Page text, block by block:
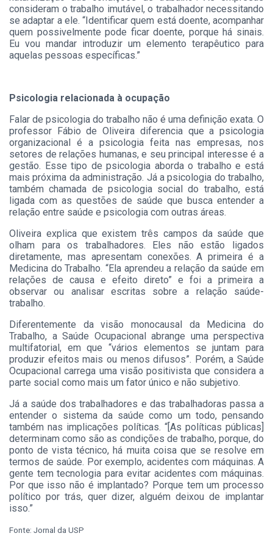
consideram o trabalho imutável, o trabalhador necessitando
se adaptar a ele. “Identificar quem está doente, acompanhar
quem possivelmente pode ficar doente, porque há sinais.
Eu vou mandar introduzir um elemento terapêutico para
aquelas pessoas específicas.”
Psicologia relacionada à ocupação
Falar de psicologia do trabalho não é uma definição exata. O
professor Fábio de Oliveira diferencia que a psicologia
organizacional é a psicologia feita nas empresas, nos
setores de relações humanas, e seu principal interesse é a
gestão. Esse tipo de psicologia aborda o trabalho e está
mais próxima da administração. Já a psicologia do trabalho,
também chamada de psicologia social do trabalho, está
ligada com as questões de saúde que busca entender a
relação entre saúde e psicologia com outras áreas.
Oliveira explica que existem três campos da saúde que
olham para os trabalhadores. Eles não estão ligados
diretamente, mas apresentam conexões. A primeira é a
Medicina do Trabalho. “Ela aprendeu a relação da saúde em
relações de causa e efeito direto” e foi a primeira a
observar ou analisar escritas sobre a relação saúde-
trabalho.
Diferentemente da visão monocausal da Medicina do
Trabalho, a Saúde Ocupacional abrange uma perspectiva
multifatorial, em que “vários elementos se juntam para
produzir efeitos mais ou menos difusos”. Porém, a Saúde
Ocupacional carrega uma visão positivista que considera a
parte social como mais um fator único e não subjetivo.
Já a saúde dos trabalhadores e das trabalhadoras passa a
entender o sistema da saúde como um todo, pensando
também nas implicações políticas. “[As políticas públicas]
determinam como são as condições de trabalho, porque, do
ponto de vista técnico, há muita coisa que se resolve em
termos de saúde. Por exemplo, acidentes com máquinas. A
gente tem tecnologia para evitar acidentes com máquinas.
Por que isso não é implantado? Porque tem um processo
político por trás, quer dizer, alguém deixou de implantar
isso.”
Fonte: Jornal da USP